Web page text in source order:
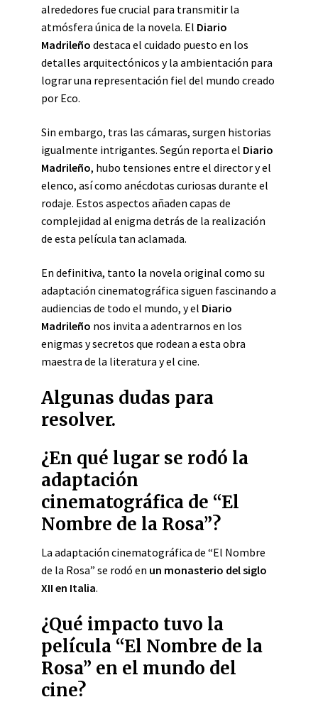
alrededores fue crucial para transmitir la
atmósfera única de la novela. El Diario
Madrileño destaca el cuidado puesto en los
detalles arquitectónicos y la ambientación para
lograr una representación fiel del mundo creado
por Eco.
Sin embargo, tras las cámaras, surgen historias
igualmente intrigantes. Según reporta el Diario
Madrileño, hubo tensiones entre el director y el
elenco, así como anécdotas curiosas durante el
rodaje. Estos aspectos añaden capas de
complejidad al enigma detrás de la realización
de esta película tan aclamada.
En definitiva, tanto la novela original como su
adaptación cinematográfica siguen fascinando a
audiencias de todo el mundo, y el Diario
Madrileño nos invita a adentrarnos en los
enigmas y secretos que rodean a esta obra
maestra de la literatura y el cine.
Algunas dudas para
resolver.
¿En qué lugar se rodó la
adaptación
cinematográfica de “El
Nombre de la Rosa”?
La adaptación cinematográfica de “El Nombre
de la Rosa” se rodó en un monasterio del siglo
XII en Italia.
¿Qué impacto tuvo la
película “El Nombre de la
Rosa” en el mundo del
cine?